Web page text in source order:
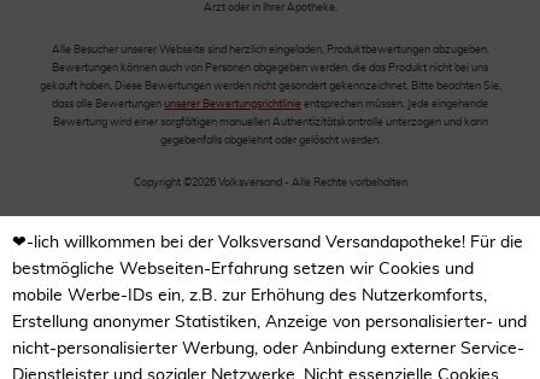
Arzt oder in Ihrer Apotheke.
Alle Besucher unserer Webseite sind herzlich eingeladen, Produktbewertungen abzugeben.
Bewertungen können auch von Personen abgegeben werden, die das Produkt nicht bei uns
gekauft haben. Diese Bewertungen werden nicht gesondert gekennzeichnet. Bitte beachten Sie,
dass alle Bewertungen unserer Bewertungsrichtlinie entsprechen müssen. Jede eingehende
Bewertung wird einer sorgfältigen manuellen Authentizitätskontrolle unterzogen und kann
gegebenfalls abgelehnt oder gelöscht werden.
Copyright ©2026 Volksversand - Alle Rechte vorbehalten
❤-lich willkommen bei der Volksversand Versandapotheke! Für die
bestmögliche Webseiten-Erfahrung setzen wir Cookies und
mobile Werbe-IDs ein, z.B. zur Erhöhung des Nutzerkomforts,
Erstellung anonymer Statistiken, Anzeige von personalisierter- und
nicht-personalisierter Werbung, oder Anbindung externer Service-
Dienstleister und sozialer Netzwerke. Nicht essenzielle Cookies